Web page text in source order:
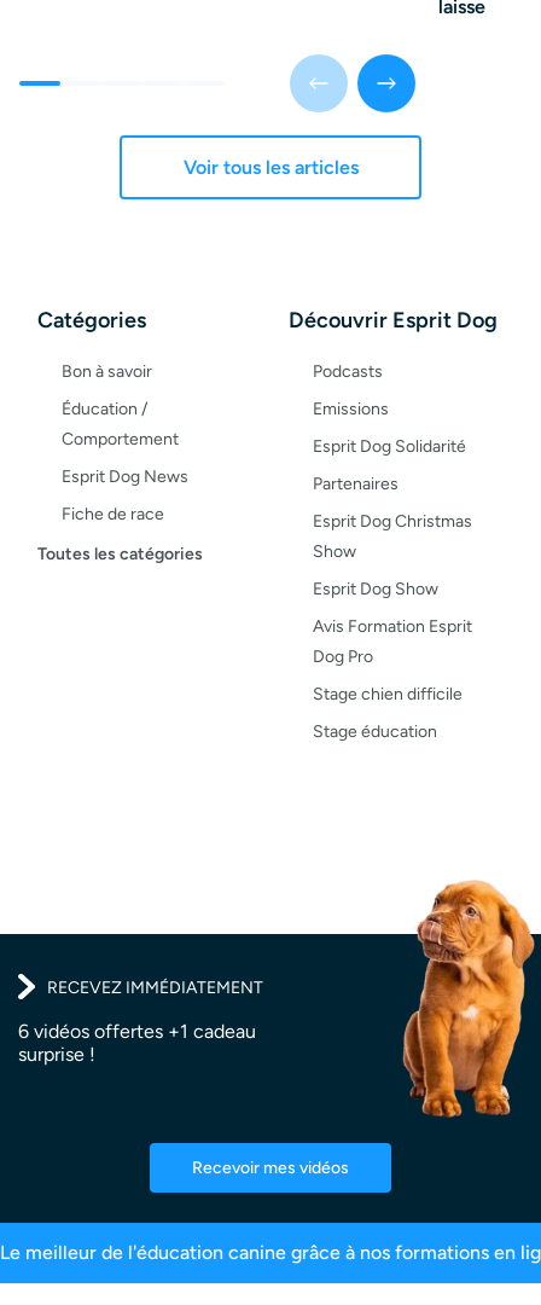
Catégories
Bon à savoir
Éducation /
Comportement
Esprit Dog News
Fiche de race
Maladies du chien
Toutes les catégories
Découvrir Esprit Dog
Podcasts
Emissions
Esprit Dog Solidarité
Partenaires
Esprit Dog Christmas
Show
Esprit Dog Show
Avis Formation Esprit
Dog Pro
Stage chien difficile
Stage éducation
laisse
Voir tous les articles
RECEVEZ IMMÉDIATEMENT
6 vidéos offertes +1 cadeau
surprise !
Recevoir mes vidéos
99,6% de satisfaction 2,5 millions